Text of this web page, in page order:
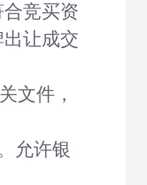
竞买资
让成交
文件，
允许银